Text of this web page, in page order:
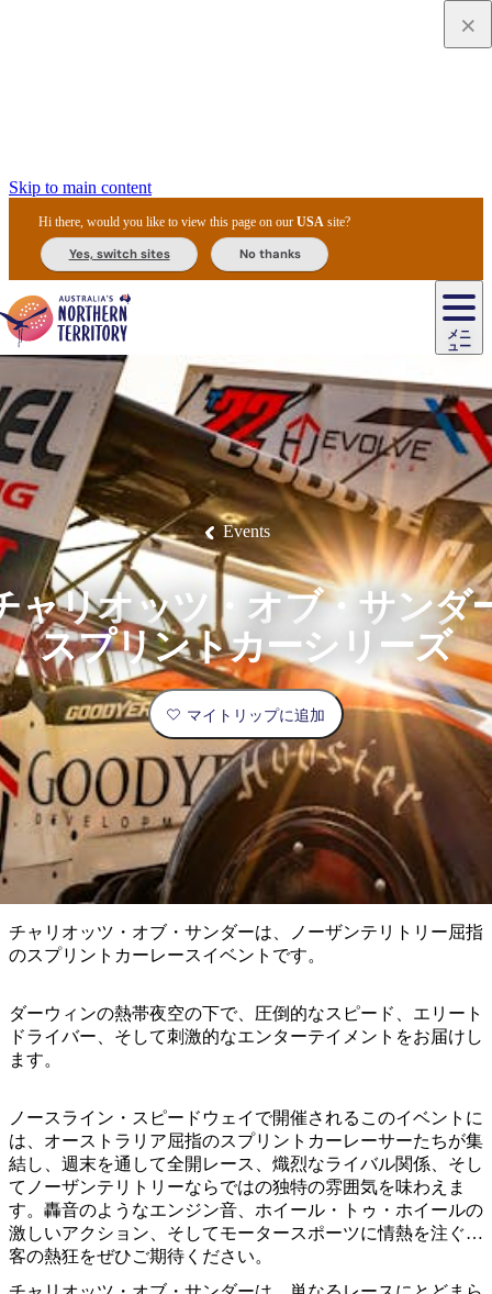
Skip to main content
Hi there, would you like to view this page on ourUSA site?
Yes, switch sites No thanks
メニ
ュー
メ
イ
ン
ナ
ビ
ゲ
ー
シ
ョ
ン
エ
リ
ア
最
も
人
気
が
高
い
場
所
ア
ウ
ト
バ
ク
と
ト
ド
ア
地
ア
ー
ズ
ロ
ッ
ク
ダ
ー
ウ
ィ
ン
リ
ス
ス
プ
リ
ン
グ
ズ
カ
カ
ド
ゥ
国
立
公
園
チ
フ
ィ
ー
ル
ド
国
立
公
園
ワ
タ
ル
カ
国
立
公
園
テ
ィ
ウ
ィ
諸
島
ニ
ト
ミ
ル
ク
国
立
公
園
ル
/
デ
ビ
ル
ズ・
マ
ー
ブ
ル
ズ
保
護
区
ジ
ャ/
ウ
ェ
ス
ト
マ
ク
ド
ネ
ル
国
立
公
園
ク
テ
ビ
テ
ィ
体
験
旅
行
タ
イ
プ
現
で
し
こ
と
住
民
文
化
体
験
ド
＆
ド
リ
ン
ク
ィ
バ
ル
と
イ
ベ
ン
ト
ア・
ア
ク
テ
ィ
ビ
テ
ィ
自
然
と
野
生
生
物
歴
史
と
伝
統
釣
り
ラ
グ
ジ
ュ
ア
リ
ー
な
体
験
キ
ャ
ン
ピ
ン
グ
&
グ
ラ
ン
ピ
ン
グ
旅
の
コ
ツ
計
画
と
予
約
実
用
的
な
情
ツ
ー
ル
宿
泊
施
設
ド
同
行
ツ
ア
ー
通
機
関
＆
レ
ン
タ
ル
プ
ラ
ン
＆
オ
フ
ァ
ー
Events
ャリオッツ・オブ・サンダ
スプリントカーシリーズ
マイトリップに追加
チャリオッツ・オブ・サンダーは、ノーザンテリトリー屈指
のスプリントカーレースイベントです。
ダーウィンの熱帯夜空の下で、圧倒的なスピード、エリート
ドライバー、そして刺激的なエンターテイメントをお届けし
ます。
ノースライン・スピードウェイで開催されるこのイベントに
は、オーストラリア屈指のスプリントカーレーサーたちが集
結し、週末を通して全開レース、熾烈なライバル関係、そし
てノーザンテリトリーならではの独特の雰囲気を味わえま
す。轟音のようなエンジン音、ホイール・トゥ・ホイールの
激しいアクション、そしてモータースポーツに情熱を注ぐ観
客の熱狂をぜひご期待ください。